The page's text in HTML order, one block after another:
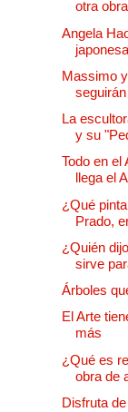
otra
Angela
Massimo
La
y su
Todo en el
llega el
¿Qué
Prado,
¿Quién
sirve
Árboles
El Arte
más
¿Qué es
obra de
Disfruta